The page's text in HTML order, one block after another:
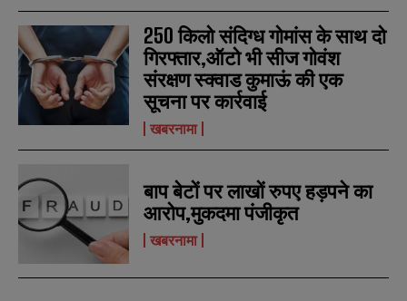
N
m
*
i
l
*
N
u
m
e
r
N
m
*
i
l
*
N
u
m
e
r
250 किलो संदिग्ध गोमांस के साथ दो
गिरफ्तार,ऑटो भी सीज गोवंश
संरक्षण स्क्वाड कुमाऊं की एक
सूचना पर कार्रवाई
खबरनामा
बाप बेटों पर लाखों रुपए हड़पने का
आरोप,मुकदमा पंजीकृत
खबरनामा